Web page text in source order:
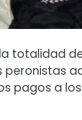
totalidad
peronistas
pagos a